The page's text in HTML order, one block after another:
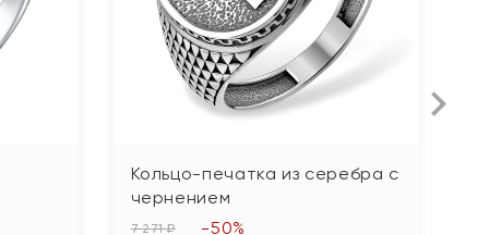
Кольцо-печатка из серебра с
чернением
7 271 ₽ -50%